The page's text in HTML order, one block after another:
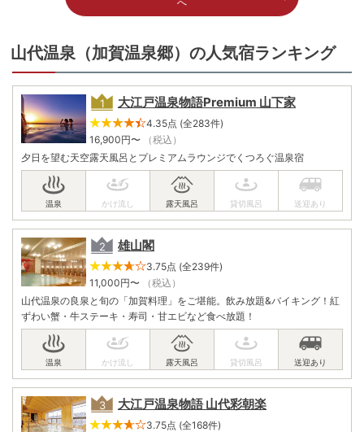
山代温泉（加賀温泉郷）の人気宿ランキング
大江戸温泉物語Premium 山下家
4.35点 (全283件)
16,900円〜
（税込）
夕日を望む天空露天風呂とプレミアムラウンジでくつろぐ温泉宿
雄山閣
3.75点 (全239件)
11,000円〜
（税込）
山代温泉の良泉と旬の「加賀料理」をご堪能。飲み放題&バイキング！紅
ずわい蟹・牛ステーキ・寿司・甘エビなど食べ放題！
大江戸温泉物語 山代彩朝楽
3.75点 (全168件)